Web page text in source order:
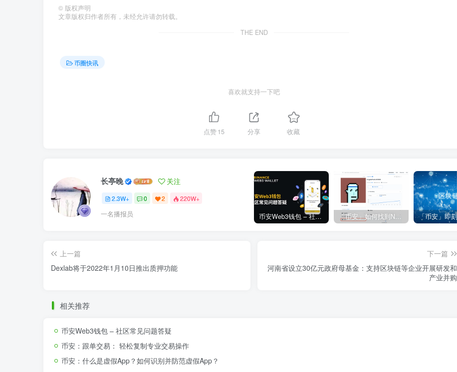
© 版权声明
文章版权归作者所有，未经允许请勿转载。
THE END
币圈快讯
喜欢就支持一下吧
点赞15 分享 收藏
长亭晚 关注
2.3W+ 0 2 220W+
一名播报员 币安Web3钱包 – 社区常见问题答疑 「币安」如何找到NFT合约地址？
上一篇
Dexlab将于2022年1月10日推出质押功能
下一篇
河南省设立30亿元政府母基金：支持区块链等企业开展研发和
产业并购
相关推荐
币安Web3钱包 – 社区常见问题答疑
币安：跟单交易： 轻松复制专业交易操作
币安：什么是虚假App？如何识别并防范虚假App？